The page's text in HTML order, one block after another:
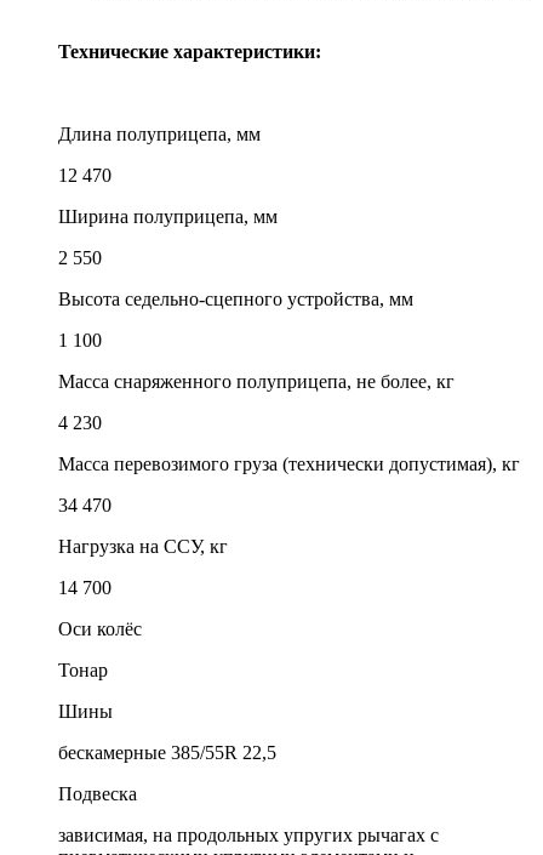
Технические характеристики:
Длина полуприцепа, мм
12 470
Ширина полуприцепа, мм
2 550
Высота седельно-сцепного устройства, мм
1 100
Масса снаряженного полуприцепа, не более, кг
4 230
Масса перевозимого груза (технически допустимая), кг
34 470
Нагрузка на ССУ, кг
14 700
Оси колёс
Тонар
Шины
бескамерные 385/55R 22,5
Подвеска
зависимая, на продольных упругих рычагах с